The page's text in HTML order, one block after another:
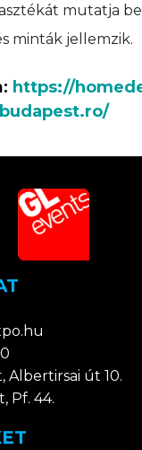
mutatja
minták jellemzik.
https://
budapest.ro/
Albertirsai út 10.
Pf. 44.